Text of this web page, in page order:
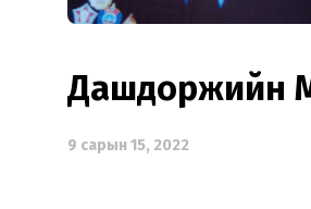
Дашдоржийн
9 сарын 15, 2022